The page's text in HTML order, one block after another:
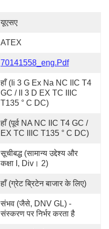
यूएसए
ATEX
70141558_eng.pdf
हाँ (ii 3 G Ex Na NC IIC T4
GC / II 3 D EX TC IIIC
T135 ° C DC)
हाँ (पूर्व NA NC IIC T4 GC /
EX TC IIIC T135 ° C DC)
सूचीबद्ध (सामान्य उद्देश्य और
कक्षा I, Div। 2)
हाँ (ग्रेट ब्रिटेन बाजार के लिए)
संभव (जैसे, DNV GL) -
संस्करण पर निर्भर करता है